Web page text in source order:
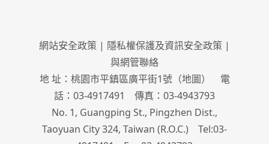
網站安全政策 | 隱私權保護及資訊安全政策 |
與網管聯絡
地 址：桃園市平鎮區廣平街1號（地圖） 電
話：03-4917491 傳真：03-4943793
No. 1, Guangping St., Pingzhen Dist.,
Taoyuan City 324, Taiwan (R.O.C.) Tel:03-